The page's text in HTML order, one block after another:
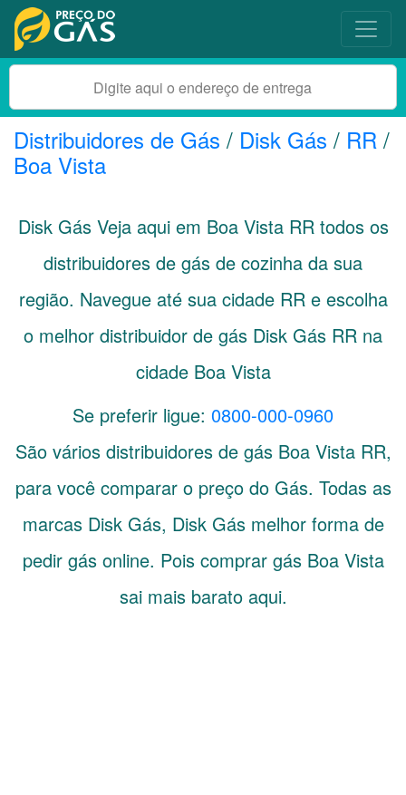
Distribuidores de Gás / Disk Gás / RR /
Boa Vista
Disk Gás Veja aqui em Boa Vista RRtodos os
distribuidores de gás de cozinha da sua
região. Navegue até sua cidade RRe escolha
o melhor distribuidor de gás Disk Gás RR na
cidade Boa Vista
Se preferir ligue: 0800-000-0960
São vários distribuidores de gás Boa Vista RR,
para você comparar o preço do Gás. Todas as
marcas Disk Gás, Disk Gás melhor forma de
pedir gás online. Pois comprar gás Boa Vista
sai mais barato aqui.